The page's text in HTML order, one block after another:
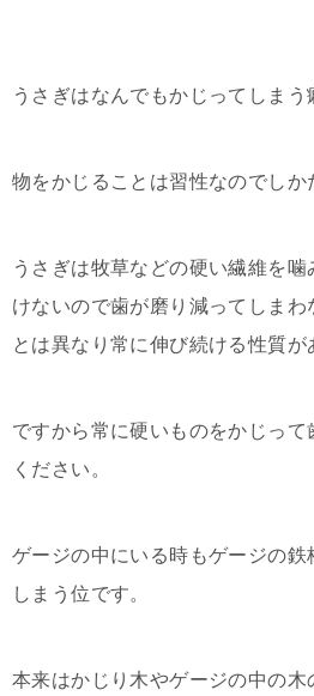
うさぎはなんでもかじってしまう
物をかじることは習性なのでしか
うさぎは牧草などの硬い繊維を
けないので歯が磨り減ってしま
とは異なり常に伸び続ける性質が
ですから常に硬いものをかじって
ください。
ゲージの中にいる時もゲージの鉄
しまう位です。
本来はかじり木やゲージの中の